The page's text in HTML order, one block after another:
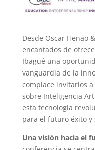
Desde Oscar Henao
encantados de
Ibagué una
vanguardia de la
complace invitarlos
sobre Inteligencia
esta tecnología
para el futuro éxito y
Una visión hacia el